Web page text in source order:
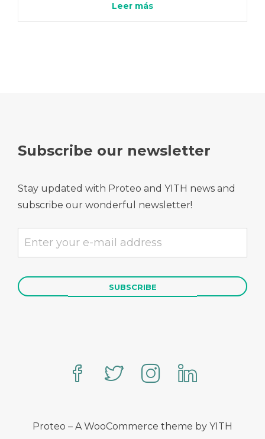
Leer más
Subscribe our newsletter
Stay updated with Proteo and YITH news and
subscribe our wonderful newsletter!
Proteo – A WooCommerce theme by YITH